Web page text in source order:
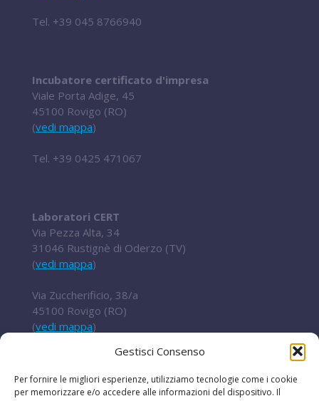
Gestisci Consenso
Per fornire le migliori esperienze, utilizziamo tecnologie come i cookie
per memorizzare e/o accedere alle informazioni del dispositivo. Il
Tel. +39 045 8766940
Incubatore certificato d'impresa
Viale Porta Adige, 45
45100 Rovigo (RO)
(vedi mappa)
Tel. +39 0425 471067
Laboratori CERT
Via Pezza Alta, 34
31046 Rustignè di Oderzo (TV)
(vedi mappa)
Via Zuccherificio, 38/a
45100 Rovigo (RO)
(vedi mappa)
+ 39 0422 852016
cert@t2i.it